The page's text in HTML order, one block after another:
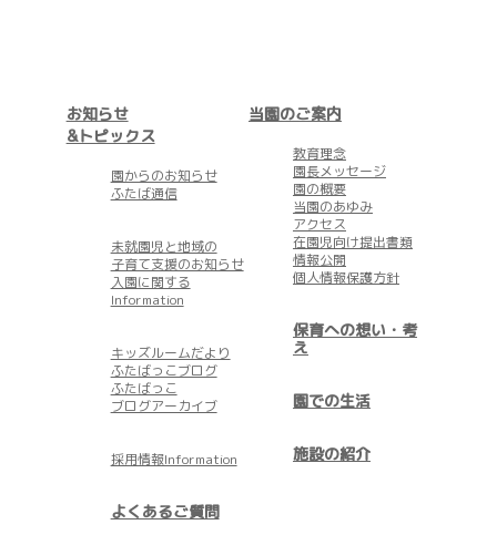
お知らせ
&トピックス
園からのお知らせ
ふたば通信
未就園児と地域の
子育て支援のお知らせ
入園に関する
Information
キッズルームだより
ふたばっこブログ
ふたばっこ
ブログアーカイブ
採用情報Information
よくあるご質問
当園のご案内
教育理念
園長メッセージ
園の概要
当園のあゆみ
アクセス
在園児向け提出書類
情報公開
個人情報保護方針
保育への想い・考
え
園での生活
施設の紹介